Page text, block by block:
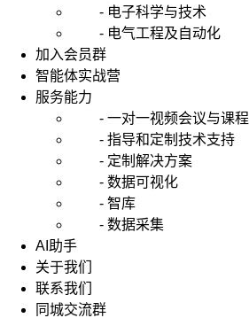
- 电子科学与技术
- 电气工程及自动化
加入会员群
智能体实战营
服务能力
- 一对一视频会议与课程
- 指导和定制技术支持
- 定制解决方案
- 数据可视化
- 智库
- 数据采集
AI助手
关于我们
联系我们
同城交流群